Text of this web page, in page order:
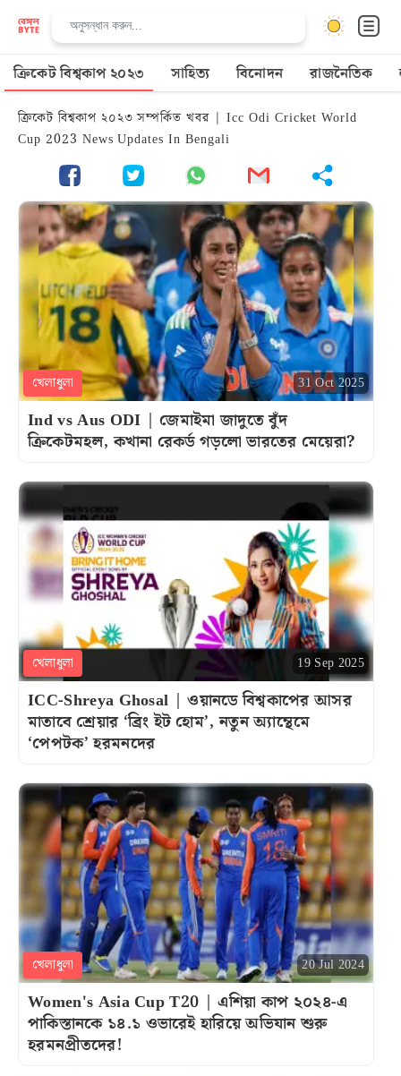
ক্রিকেট বিশ্বকাপ ২০২৩ সাহিত্য বিনোদন রাজনৈতিক
ক্রিকেট বিশ্বকাপ ২০২৩ সম্পর্কিত খবর | Icc Odi Cricket World
Cup 2023 News Updates In Bengali
খেলাধুলা 31 Oct 2025
Ind vs Aus ODI | জেমাইমা জাদুতে বুঁদ
ক্রিকেটমহল, কখানা রেকর্ড গড়লো ভারতের মেয়েরা?
খেলাধুলা 19 Sep 2025
ICC-Shreya Ghosal | ওয়ানডে বিশ্বকাপের আসর
মাতাবে শ্রেয়ার ‘ব্রিং ইট হোম’, নতুন অ্যান্থেমে
‘পেপটক’ হরমনদের
খেলাধুলা 20 Jul 2024
Women's Asia Cup T20 | এশিয়া কাপ ২০২৪-এ
পাকিস্তানকে ১৪.১ ওভারেই হারিয়ে অভিযান শুরু
হরমনপ্রীতদের!